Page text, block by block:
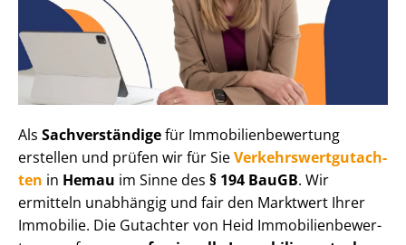
Als Sachverständigefür Im­mo­bi­li­en­be­wer­tung
erstellen und prüfen wir für SieVer­kehrs­wert­gut­ach­
ten in Hemau im Sinne des § 194 BauGB. Wir
ermitteln unabhängig und fair den Marktwert Ihrer
Immobilie. Die Gutachter von Heid Im­mo­bi­li­en­be­wer­